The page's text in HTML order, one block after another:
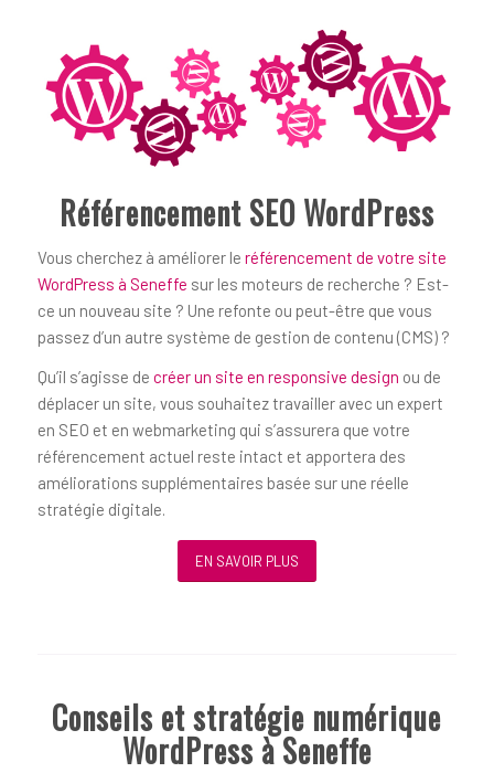
Référencement SEO WordPress
Vous cherchez à améliorer le référencement de votre site
WordPress à Seneffe sur les moteurs de recherche ? Est-
ce un nouveau site ? Une refonte ou peut-être que vous
passez d’un autre système de gestion de contenu (CMS) ?
Qu’il s’agisse de créer un site en responsive design ou de
déplacer un site, vous souhaitez travailler avec un expert
en SEO et en webmarketing qui s’assurera que votre
référencement actuel reste intact et apportera des
améliorations supplémentaires basée sur une réelle
stratégie digitale.
EN SAVOIR PLUS
Conseils et stratégie numérique
WordPress à Seneffe